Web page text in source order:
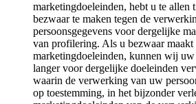
marketingdoeleinden, hebt u te allen
bezwaar te maken tegen de
persoonsgegevens voor dergelijke
van profilering. Als u bezwaar
marketingdoeleinden, kunnen wij uw
langer voor dergelijke doeleinden
waarin de verwerking van uw
op toestemming, in het bijzonder